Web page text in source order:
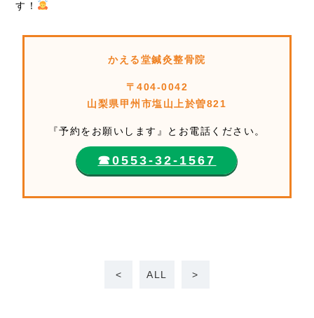
す！
かえる堂鍼灸整骨院
〒404-0042
山梨県甲州市塩山上於曽821
『予約をお願いします』とお電話ください。
☎︎0553-32-1567
< ALL >